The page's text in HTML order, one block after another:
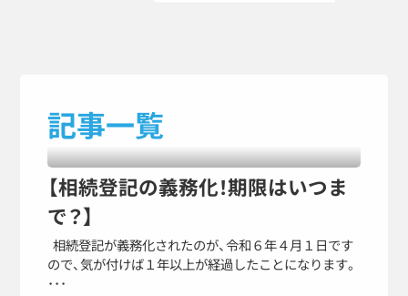
記事一覧
【相続登記の義務化！期限はいつま
で？】
相続登記が義務化されたのが、令和６年４月１日です
ので、気が付けば１年以上が経過したことになります。
･･･